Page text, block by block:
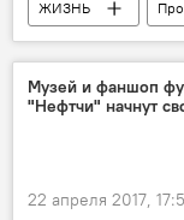
ЖИЗНЬ
Мингячевир
Жена
Жестокое обращение
Музей и фаншоп
"Нефтчи" начнут
22 апреля 2017,